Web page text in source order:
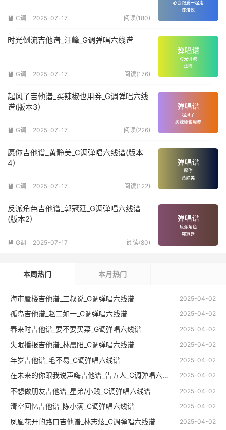
 C调 2025-07-17 阅读(180)
时光倒流吉他谱_汪峰_G调弹唱六线谱
 G调 2025-07-17 阅读(176)
起风了吉他谱_买辣椒也用券_G调弹唱六线
谱(版本3)
 G调 2025-07-17 阅读(226)
愿你吉他谱_黄静美_C调弹唱六线谱(版本
4)
 C调 2025-07-17 阅读(122)
反派角色吉他谱_郭冠廷_G调弹唱六线谱
(版本2)
 G调 2025-07-17 阅读(80)
本周热门 本月热门
2025-04-02
海市蜃楼吉他谱_三叔说_G调弹唱六线谱
2025-04-02
孤岛吉他谱_赵二如一_C调弹唱六线谱
2025-04-02
春来时吉他谱_要不要买菜_G调弹唱六线谱
2025-04-02
失眠播报吉他谱_林晨阳_C调弹唱六线谱
2025-04-02
年岁吉他谱_毛不易_C调弹唱六线谱
2025-04-02
在未来的你跟我说声嗨吉他谱_告五人_C调弹唱六线谱
2025-04-02
不想做朋友吉他谱_星弟/小贱_C调弹唱六线谱
2025-04-02
清空回忆吉他谱_陈小满_C调弹唱六线谱
2025-04-02
凤凰花开的路口吉他谱_林志炫_C调弹唱六线谱